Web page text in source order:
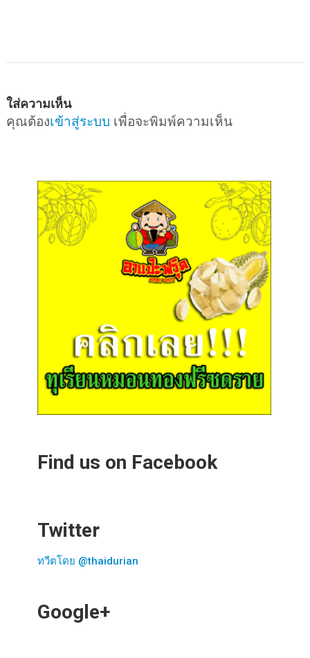
ใส่ความเห็น
คุณต้องเข้าสู่ระบบ เพื่อจะพิมพ์ความเห็น
Find us on Facebook
Twitter
ทวีตโดย @thaidurian
Google+